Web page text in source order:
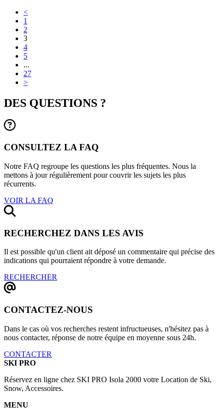
<
1
2
3
4
5
...
27
>
DES QUESTIONS ?
CONSULTEZ LA FAQ
Notre FAQ regroupe les questions les plus fréquentes. Nous la
mettons à jour régulièrement pour couvrir les sujets les plus
récurrents.
VOIR LA FAQ
RECHERCHEZ DANS LES AVIS
Il est possible qu'un client ait déposé un commentaire qui précise des
indications qui pourraient répondre à votre demande.
RECHERCHER
CONTACTEZ-NOUS
Dans le cas où vos recherches restent infructueuses, n'hésitez pas à
nous contacter, réponse de notre équipe en moyenne sous 24h.
CONTACTER
SKI PRO
Réservez en ligne chez SKI PRO Isola 2000 votre Location de Ski,
Snow, Accessoires.
MENU